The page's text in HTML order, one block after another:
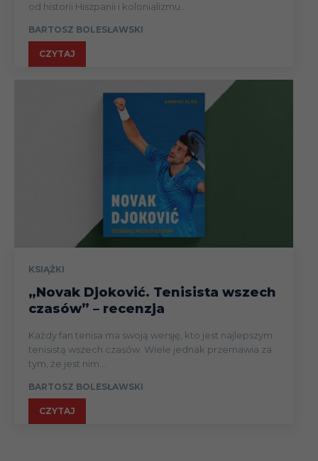
od historii Hiszpanii i kolonializmu...
BARTOSZ BOLESŁAWSKI
CZYTAJ
KSIĄŻKI
„Novak Djoković. Tenisista wszech
czasów” – recenzja
Każdy fan tenisa ma swoją wersję, kto jest najlepszym
tenisistą wszech czasów. Wiele jednak przemawia za
tym, że jest nim...
BARTOSZ BOLESŁAWSKI
CZYTAJ